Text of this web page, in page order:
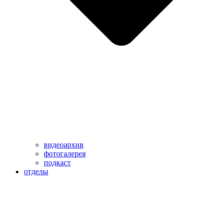
видеоархив
фотогалерея
подкаст
отделы